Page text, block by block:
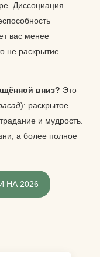
Диссоциация —
вас менее
не раскрытие
вниз? Это
): раскрытое
и мудрость.
а более полное
НА 2026